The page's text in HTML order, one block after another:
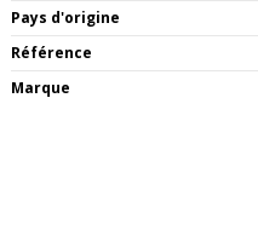
Pays d'origine
Référence
Marque